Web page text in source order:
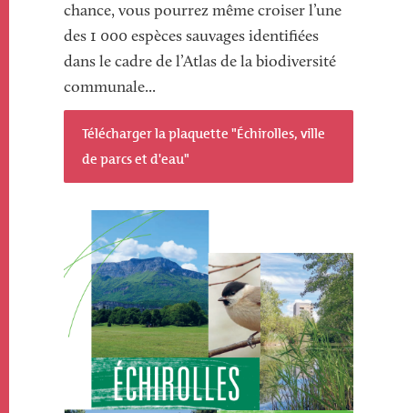
chance, vous pourrez même croiser l’une
des 1 000 espèces sauvages identifiées
dans le cadre de l’Atlas de la biodiversité
communale...
Télécharger la plaquette "Échirolles, ville
de parcs et d'eau"